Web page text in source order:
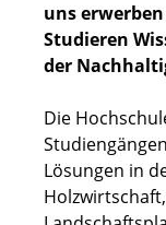
uns
Studieren
der
Die
Lösungen in